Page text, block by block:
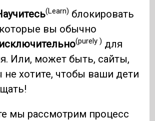
(Learn) блокировать
вы обычно
исключительно(purely ) для
Или, может быть, сайты,
хотите, чтобы ваши дети
мы рассмотрим процесс